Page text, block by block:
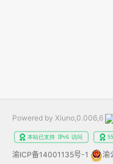
Powered by Xiuno,0.006,6
渝ICP备14001135号-1 渝